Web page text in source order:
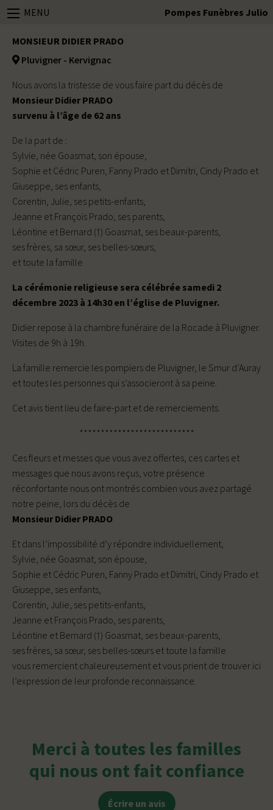
MENU Pompes Funèbres Julio
MONSIEUR DIDIER PRADO
Pluvigner - Kervignac
Nous avons la tristesse de vous faire part du décès de
Monsieur Didier PRADO
survenu à l’âge de 62 ans
De la part de :
Sylvie, née Goasmat, son épouse,
Sophie et Cédric Puren, Fanny Prado et Dimitri, Cindy Prado et
Giuseppe, ses enfants,
Corentin, Julie, ses petits-enfants,
Jeanne et François Prado, ses parents,
Léontine et Bernard (†) Goasmat, ses beaux-parents,
ses frères, sa sœur, ses belles-sœurs,
et toute la famille
La cérémonie religieuse sera célébrée samedi 2
décembre 2023 à 14h30 en l’église de Pluvigner.
Didier repose à la chambre funéraire de la Rocade à Pluvigner.
Visites de 9h à 19h.
La famille remercie les pompiers de Pluvigner, le Smur d’Auray
et toutes les personnes qui s’associeront à sa peine.
Cet avis tient lieu de faire-part et de remerciements.
***************************
Ces fleurs et messes que vous avez offertes, ces cartes et
messages que nous avons reçus, votre présence
réconfortante nous ont montrés combien vous avez partagé
notre peine, lors du décès de
Monsieur Didier PRADO
Et dans l’impossibilité d’y répondre individuellement,
Sylvie, née Goasmat, son épouse,
Sophie et Cédric Puren, Fanny Prado et Dimitri, Cindy Prado et
Giuseppe, ses enfants,
Corentin, Julie, ses petits-enfants,
Jeanne et François Prado, ses parents,
Léontine et Bernard (†) Goasmat, ses beaux-parents,
ses frères, sa sœur, ses belles-sœurs et toute la famille
vous remercient chaleureusement et vous prient de trouver ici
l’expression de leur profonde reconnaissance.
Merci à toutes les familles
qui nous ont fait confiance
Écrire un avis